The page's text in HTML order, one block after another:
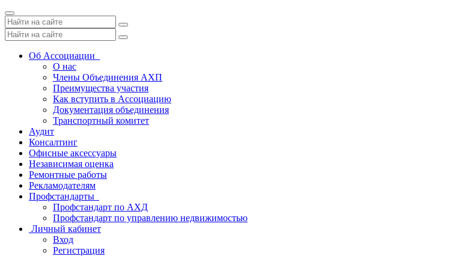
Toggle
navigation
Об Ассоциации
О нас
Члены Объединения АХП
Преимущества участия
Как вступить в Ассоциацию
Документация объединения
Транспортный комитет
Аудит
Консалтинг
Офисные аксессуары
Независимая оценка
Ремонтные работы
Рекламодателям
Профстандарты
Профстандарт по АХД
Профстандарт по управлению недвижимостью
Личный кабинет
Вход
Регистрация